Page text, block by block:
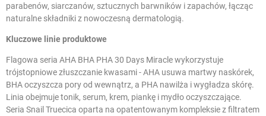
parabenów, siarczanów, sztucznych barwników i zapachów, łącząc
naturalne składniki z nowoczesną dermatologią.
Kluczowe linie produktowe
Flagowa seria AHA BHA PHA 30 Days Miracle wykorzystuje
trójstopniowe złuszczanie kwasami - AHA usuwa martwy naskórek,
BHA oczyszcza pory od wewnątrz, a PHA nawilża i wygładza skórę.
Linia obejmuje tonik, serum, krem, piankę i mydło oczyszczające.
Seria Snail Truecica oparta na opatentowanym kompleksie z filtratem